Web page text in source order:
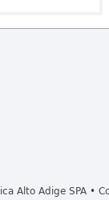
Alto Adige SPA •